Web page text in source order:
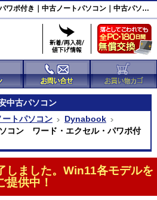
Dynabook ワード・エクセル・パワポ付き｜中古ノートパソコン｜中古パソコン直販
中古パソコン
ートパソコン
Dynabook
コン ワード・エクセル・パワポ付
しました。Win11各モデルを
提供中！